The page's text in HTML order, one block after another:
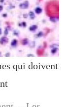
qui doivent